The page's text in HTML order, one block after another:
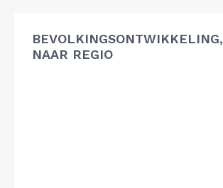
BEVOLKINGSONTWIKKELING,
NAAR REGIO